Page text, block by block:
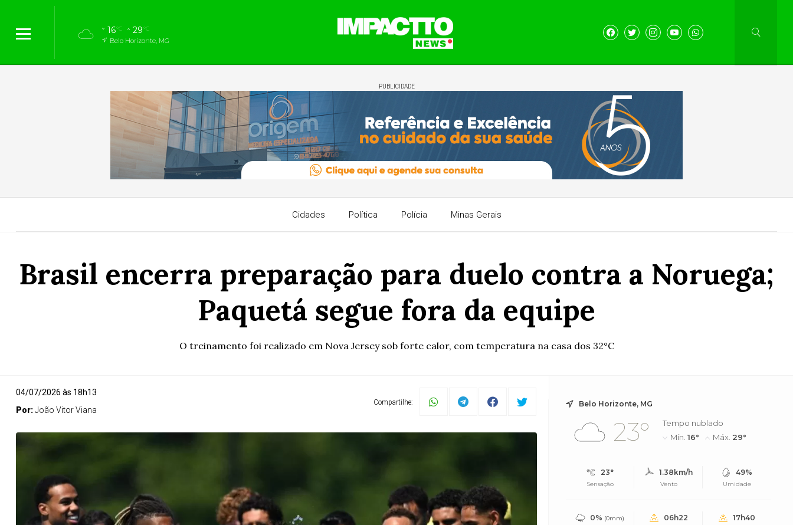
16°C 29°C
Belo Horizonte, MG
PUBLICIDADE
Cidades Política Polícia Minas Gerais
Brasil encerra preparação para duelo contra a Noruega;
Paquetá segue fora da equipe
O treinamento foi realizado em Nova Jersey sob forte calor, com temperatura na casa dos 32°C
04/07/2026 às 18h13
Por:João Vitor Viana
Compartilhe: Belo Horizonte, MG
23°
Tempo nublado
Mín.16° Máx. 29°
23°
Sensação
1.38km/h
Vento
49%
Umidade
0% (0mm)
06h22 17h40